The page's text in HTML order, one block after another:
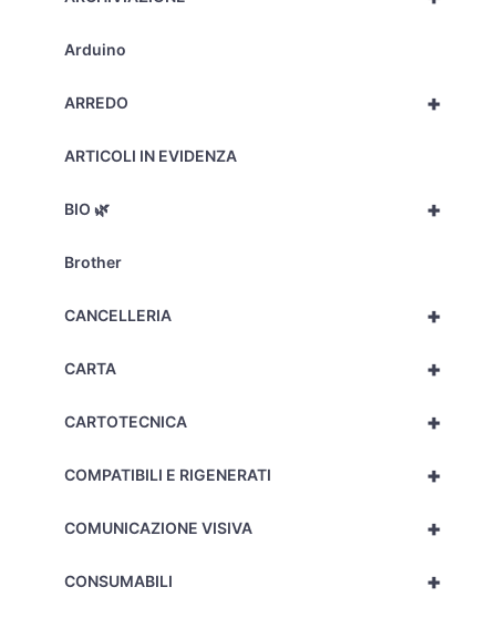
Arduino
+
ARREDO
ARTICOLI IN EVIDENZA
+
BIO 🌿
Brother
+
CANCELLERIA
+
CARTA
+
CARTOTECNICA
+
COMPATIBILI E RIGENERATI
+
COMUNICAZIONE VISIVA
+
CONSUMABILI